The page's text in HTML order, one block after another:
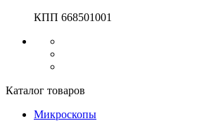
КПП 668501001
Каталог товаров
Микроскопы